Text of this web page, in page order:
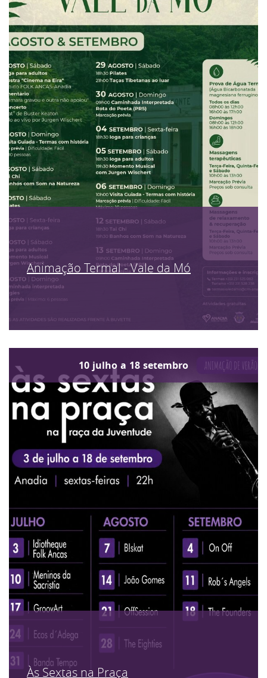
Animação Termal - Vale da Mó
10 julho a 18 setembro
Às Sextas na Praça